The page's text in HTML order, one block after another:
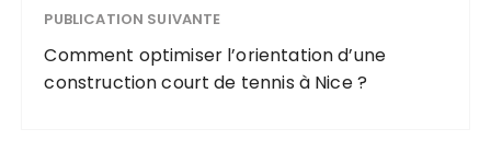
PUBLICATION SUIVANTE
Comment optimiser l’orientation d’une
construction court de tennis à Nice ?